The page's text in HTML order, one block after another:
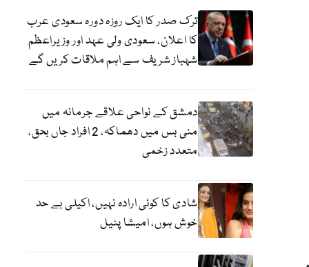
ترک صدر کا ایک روزہ دورہ سعودی عرب
کا اعلان، سعودی ولی عہد اور وزیراعظم
شہباز شریف سے اہم ملاقات کریں گے
دمشق کے نواحی علاقے جرمانہ میں
منی بس میں دھماکہ، 2 افراد جاں بحق،
متعدد زخمی
شادی کا کوئی ارادہ نہیں، اکیلی بے حد
خوش ہوں، امیشا پٹیل